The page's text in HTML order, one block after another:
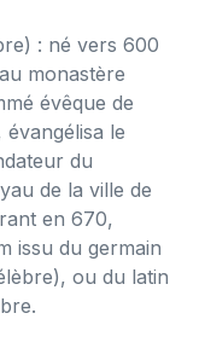
: né vers 600
monastère
évêque de
le
du
de la ville de
en 670,
issu du germain
ou du latin